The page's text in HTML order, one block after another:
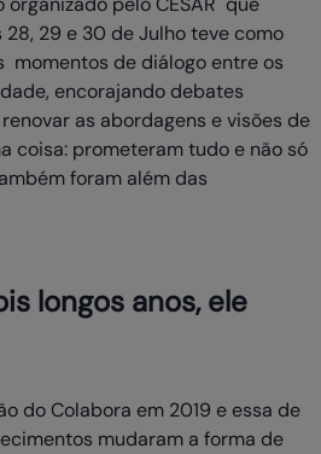
29 e 30 de Julho teve como
momentos de diálogo entre os
encorajando debates
as abordagens e visões de
coisa: prometeram tudo e não só
foram além das
longos anos, ele
do Colabora em 2019 e essa de
mudaram a forma de